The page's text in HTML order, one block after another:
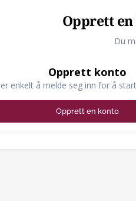
Opprett
Du
Opprett konto
enkelt å melde seg inn for å
Opprett en konto